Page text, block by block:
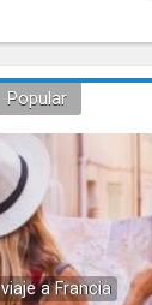
Popular
a Francia